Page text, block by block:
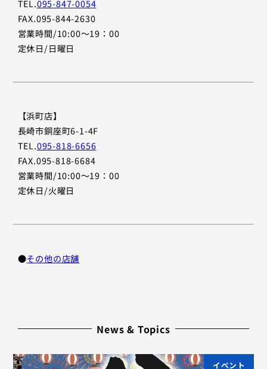
TEL.095-847-0054
FAX.095-844-2630
営業時間/10:00〜19：00
定休日/日曜日
【浜町店】
長崎市銅座町6-1-4F
TEL.095-818-6656
FAX.095-818-6684
営業時間/10:00〜19：00
定休日/火曜日
●その他の店舗
News & Topics
イベント